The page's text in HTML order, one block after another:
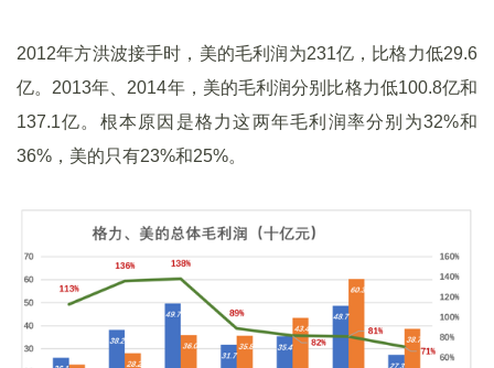
2012年方洪波接手时，美的毛利润为231亿，比格力低29.6
亿。2013年、2014年，美的毛利润分别比格力低100.8亿和
137.1亿。根本原因是格力这两年毛利润率分别为32%和
36%，美的只有23%和25%。